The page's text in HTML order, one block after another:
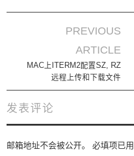
Post navigation
PREVIOUS
ARTICLE
MAC上ITERM2配置SZ, RZ
远程上传和下载文件
发表评论
邮箱地址不会被公开。 必填项已用